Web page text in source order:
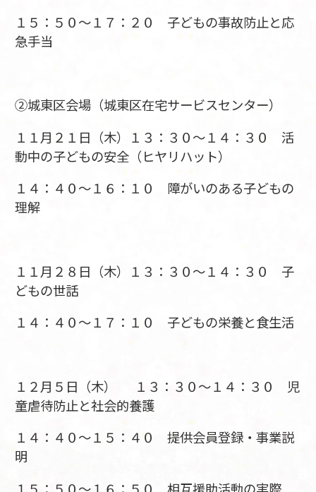
１５：５０～１７：２０ 子どもの事故防止と応
急手当
②城東区会場（城東区在宅サービスセンター）
１１月２１日（木）１３：３０～１４：３０ 活
動中の子どもの安全（ヒヤリハット）
１４：４０～１６：１０ 障がいのある子どもの
理解
１１月２８日（木）１３：３０～１４：３０ 子
どもの世話
１４：４０～１７：１０ 子どもの栄養と食生活
１２月５日（木） １３：３０～１４：３０ 児
童虐待防止と社会的養護
１４：４０～１５：４０ 提供会員登録・事業説
明
１５：５０～１６：５０ 相互援助活動の実際